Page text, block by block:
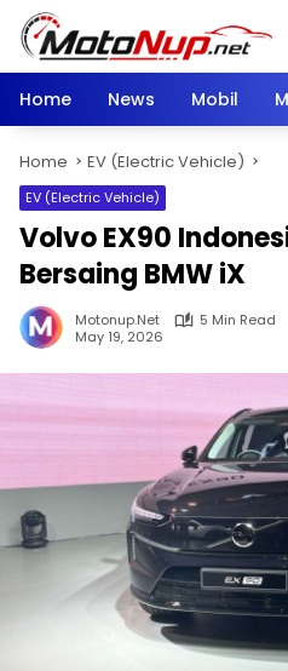
Skip
content
Home
News Mobil
Home EV (Electric Vehicle)
EV (Electric Vehicle)
Volvo EX90
Bersaing BMW iX
Motonup.net
5 Min Read
May 19, 2026